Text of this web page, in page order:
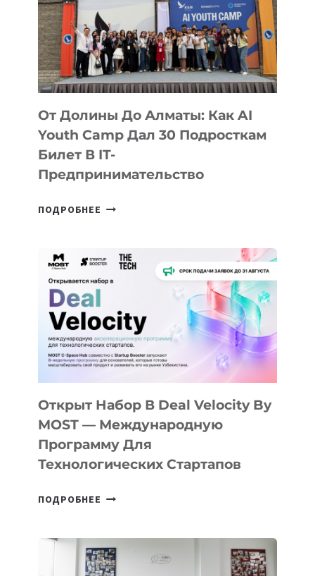
От Долины До Алматы: Как AI
Youth Camp Дал 30 Подросткам
Билет В IT-
Предпринимательство
ПОДРОБНЕЕ ОТ
АЛМАТЫ:
КАК
AI
YOUTH
CAMP
ДАЛ
30
ПОДРОСТКАМ
БИЛЕТ
В
ПРЕДПРИНИМАТЕЛЬСТВО
Открыт Набор В Deal Velocity By
MOST — Международную
Программу Для
Технологических Стартапов
ПОДРОБНЕЕ ОТКРЫТ
DEAL
VELOCITY